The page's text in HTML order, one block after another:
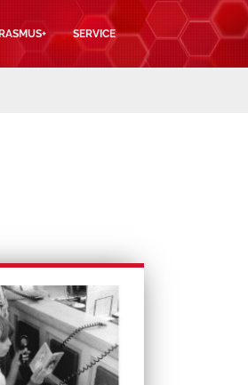
SERVICE